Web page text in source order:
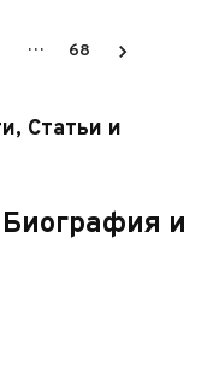
… 68
Статьи и
и
родился 23
карьеру он начал в